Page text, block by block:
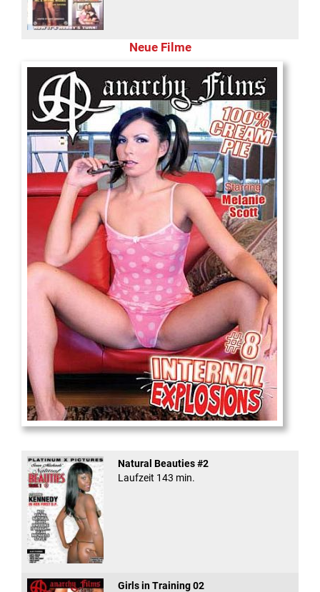
Neue Filme
Internal Explosionen
Natural Beauties #2
Laufzeit 143 min.
Girls in Training 02